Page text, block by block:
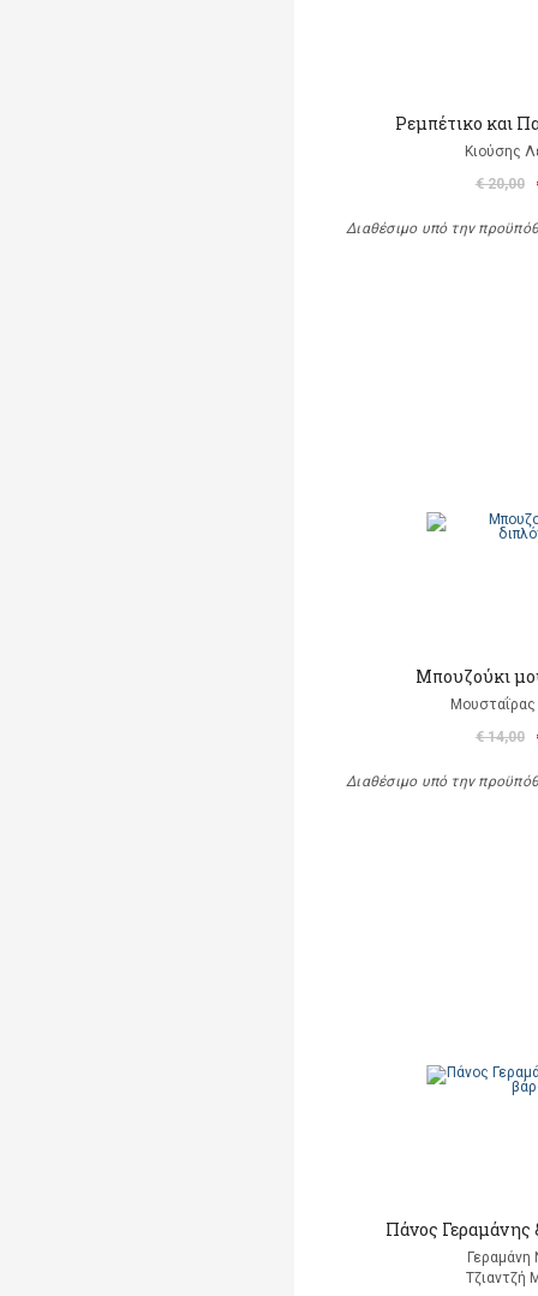
Ρεμπέτικο και
Κιούσης
€ 20,00
Διαθέσιμο υπό την
Μπουζούκι
Μουσταΐρας
€ 14,00
Διαθέσιμο υπό την
Πάνος Γεραμάνης
Γεραμάνη
Τζιαντζή